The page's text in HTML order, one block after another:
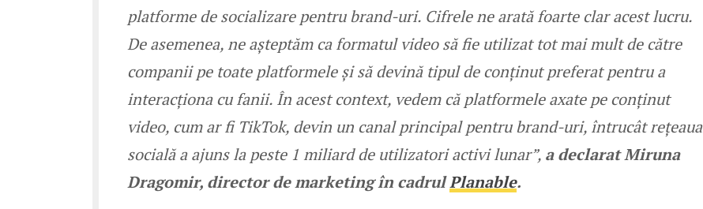
platforme de socializare pentru brand-uri. Cifrele ne arată foarte clar acest lucru.
De asemenea, ne așteptăm ca formatul video să fie utilizat tot mai mult de către
companii pe toate platformele și să devină tipul de conținut preferat pentru a
interacționa cu fanii. În acest context, vedem că platformele axate pe conținut
video, cum ar fi TikTok, devin un canal principal pentru brand-uri, întrucât rețeaua
socială a ajuns la peste 1 miliard de utilizatori activi lunar”, a declarat Miruna
Dragomir, director de marketing în cadrulPlanable.